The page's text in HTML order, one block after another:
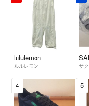
コメント失礼致します。
裏に滑り止めは着いていま
- 10ヶ月前
1年くらいは使っていたん
なんとも言えませんが
lululemon
ルルレモン サク
4 5